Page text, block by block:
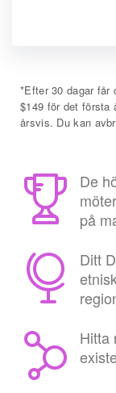
*Efter 30 dagar
$149 för det första
årsvis. Du kan
De
på
Ditt
Hitta